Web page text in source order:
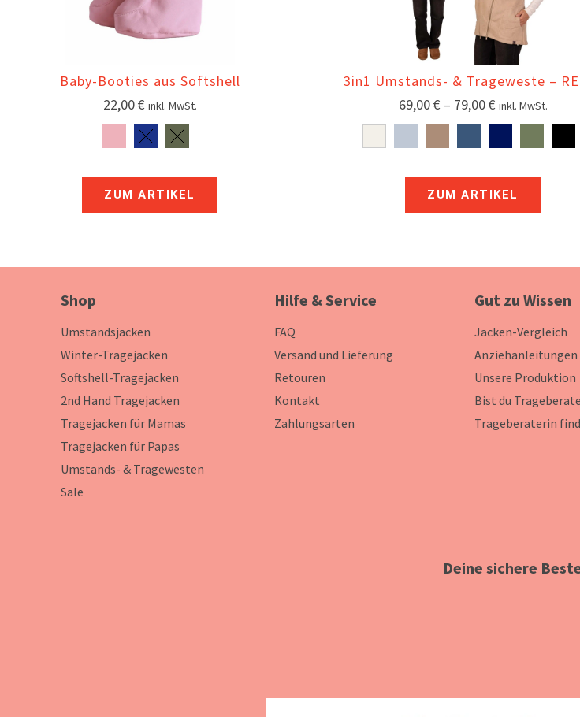
Baby-Booties aus Softshell
22,00€ inkl. MwSt.
ZUM ARTIKEL
3in1 Umstands- & Trageweste –
69,00€– 79,00€ inkl. MwSt.
ZUM ARTIKEL
Shop
Umstandsjacken
Winter-Tragejacken
Softshell-Tragejacken
2nd Hand Tragejacken
Tragejacken für Mamas
Tragejacken für Papas
Umstands- & Tragewesten
Sale
Hilfe & Service
FAQ
Versand und Lieferung
Retouren
Kontakt
Zahlungsarten
Gut zu Wissen
Jacken-Vergleich
Anziehanleitungen
Unsere Produktion
Bist du
Trageberaterin
Deine sichere